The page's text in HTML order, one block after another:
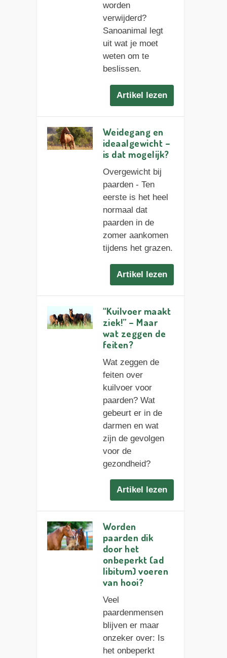
worden
verwijderd?
Sanoanimal legt
uit wat je moet
weten om te
beslissen.
Artikel lezen
Weidegang en
ideaalgewicht –
is dat mogelijk?
Overgewicht bij
paarden - Ten
eerste is het heel
normaal dat
paarden in de
zomer aankomen
tijdens het grazen.
Artikel lezen
“Kuilvoer maakt
ziek!” – Maar
wat zeggen de
feiten?
Wat zeggen de
feiten over
kuilvoer voor
paarden? Wat
gebeurt er in de
darmen en wat
zijn de gevolgen
voor de
gezondheid?
Artikel lezen
Worden
paarden dik
door het
onbeperkt (ad
libitum) voeren
van hooi?
Veel
paardenmensen
blijven er maar
onzeker over: Is
het onbeperkt